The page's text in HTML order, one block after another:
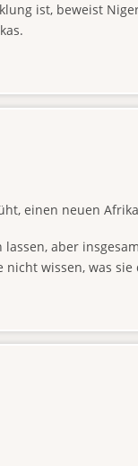
ist, beweist
einen neuen
aber
wissen, was